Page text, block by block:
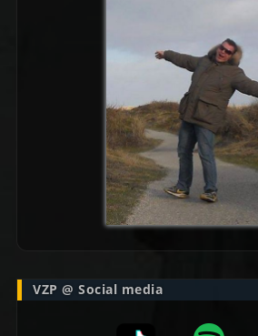
VZP @ Social media